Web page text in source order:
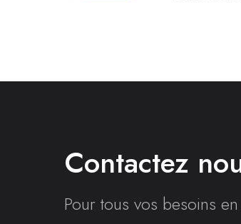
Contactez
Pour tous vos besoins